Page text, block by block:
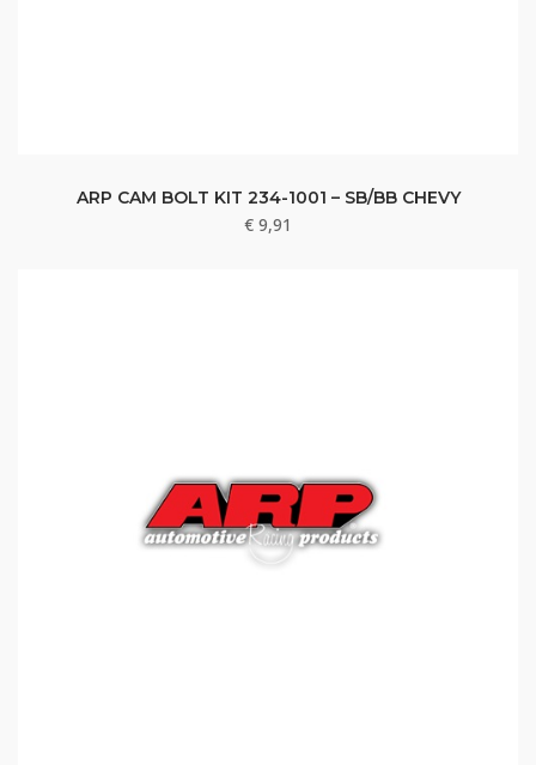
ARP CAM BOLT KIT 234-1001 – SB/BB CHEVY
€ 9,91